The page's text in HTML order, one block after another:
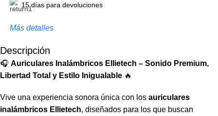
15 días para devoluciones
Más detalles
Descripción
🎧 Auriculares Inalámbricos Ellietech – Sonido Premium,
Libertad Total y Estilo Inigualable 🔥
Vive una experiencia sonora única con los auriculares
inalámbricos Ellietech, diseñados para los que buscan